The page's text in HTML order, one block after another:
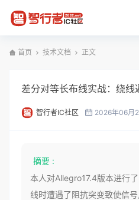
首页 技术文档 正文
差分对等长布线实战：绕线
智行者IC社区 2026年06月2
摘要 :
本人对Allegro17.4版本进行
线时遭遇了阻抗突变致使信